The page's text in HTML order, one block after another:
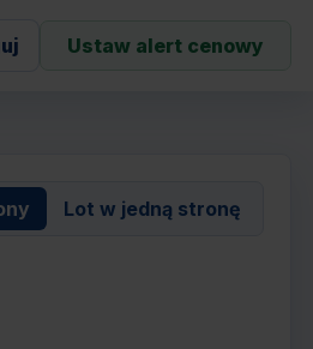
Ustaw alert cenowy
Lot w jedną stronę